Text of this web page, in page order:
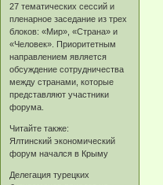
27 тематических сессий и
пленарное заседание из трех
блоков: «Мир», «Страна» и
«Человек». Приоритетным
направлением является
обсуждение сотрудничества
между странами, которые
представляют участники
форума.
Читайте также:
Ялтинский экономический
форум начался в Крыму
Делегация турецких